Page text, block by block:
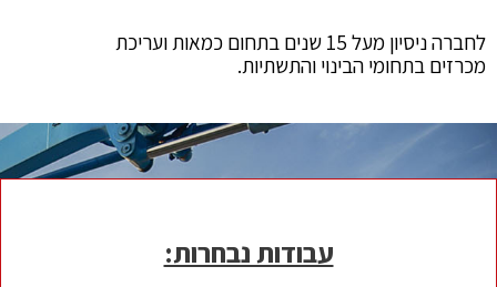
לחברה ניסיון מעל 15 שנים בתחום כמאות ועריכת
מכרזים בתחומי הבינוי והתשתיות.
עבודות נבחרות: